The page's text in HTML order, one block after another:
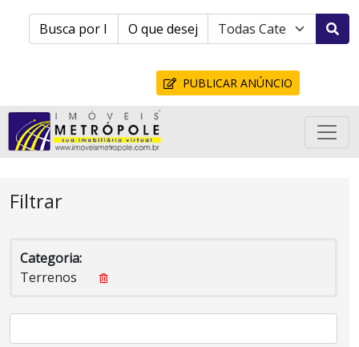
PUBLICAR ANÚNCIO
Filtrar
Categoria:
Terrenos